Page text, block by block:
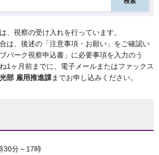
、視察の受け入れを行っています。
は、後述の「注意事項・お願い」をご確認い
パーク視察申込書」に必要事項を入力のう
1ヶ月前までに、電子メールまたはファックス
部 雇用推進課までお申し込みください。
30分～17時